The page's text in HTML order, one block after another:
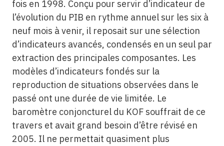
fois en 1998. Conçu pour servir d’indicateur de
l’évolution du PIB en rythme annuel sur les six à
neuf mois à venir, il reposait sur une sélection
d’indicateurs avancés, condensés en un seul par
extraction des principales composantes. Les
modèles d’indicateurs fondés sur la
reproduction de situations observées dans le
passé ont une durée de vie limitée. Le
baromètre conjoncturel du KOF souffrait de ce
travers et avait grand besoin d’être révisé en
2005. Il ne permettait quasiment plus